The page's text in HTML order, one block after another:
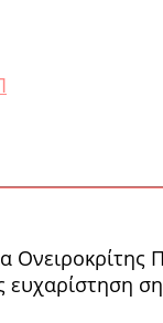
ευχαρίστηση